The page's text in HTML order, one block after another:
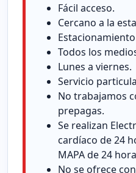
Fácil acceso.
Cercano a la
Todos los
Lunes a viernes.
Servicio
No trabajamos
prepagas.
Se realizan
cardíaco de 24
MAPA de 24
No se ofrece